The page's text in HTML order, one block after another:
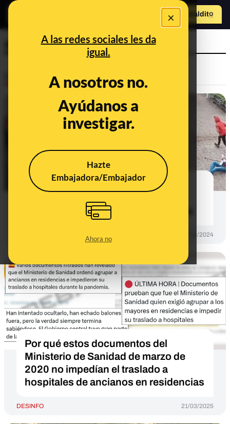
×
A las redes sociales les da
igual.
A nosotros no.
Ayúdanos a
investigar.
Hazte
Embajadora/Embajador
Ahora no
Hazte Maldito
ancianos
No, este vídeo no muestra a
agrediendo a un anciano en España
24/04/2024
Por qué estos documentos del
Ministerio de Sanidad de marzo de
2020 no impedían el traslado a
hospitales de ancianos en residencias
DESINFO 21/03/2025